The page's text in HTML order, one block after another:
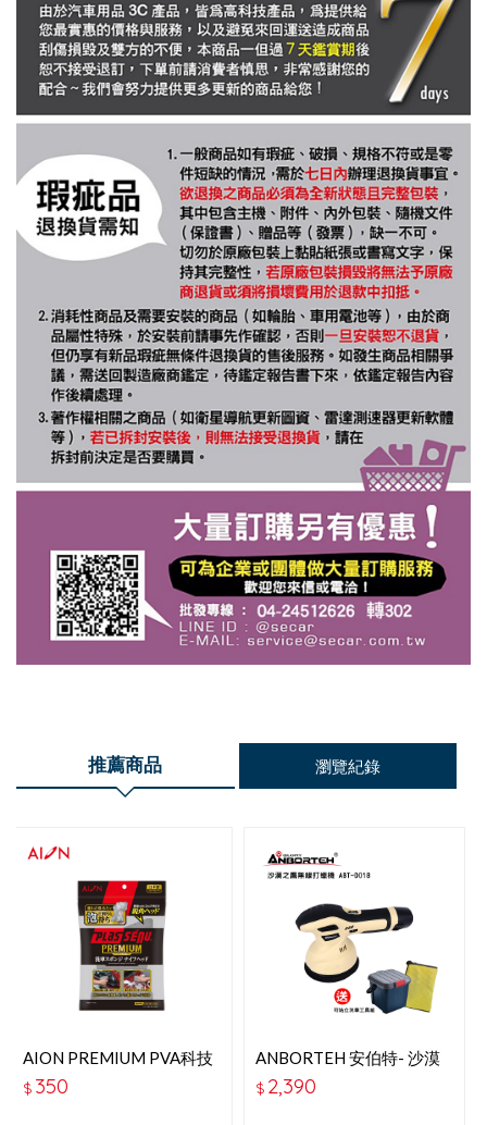
推薦商品 瀏覽紀錄
AION PREMIUM PVA科技
造型洗車綿 714-GY
$ 350
ANBORTEH 安伯特- 沙漠
之鷹無線打蠟機 (ABT-
D018)-送可站立洗車工具
$ 2,390